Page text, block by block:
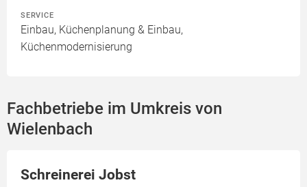
SERVICE
Einbau, Küchenplanung & Einbau,
Küchenmodernisierung
Fachbetriebe im Umkreis von
Wielenbach
Schreinerei Jobst